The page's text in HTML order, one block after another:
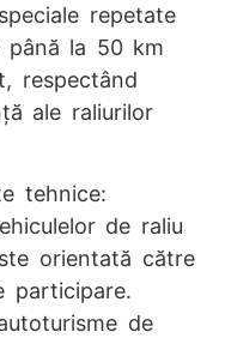
repetate
la 50 km
respectând
ale raliurilor
tehnice:
de raliu
orientată către
participare.
de